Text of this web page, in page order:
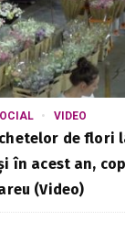
VIDEO
de flori
în acest an,
(Video)